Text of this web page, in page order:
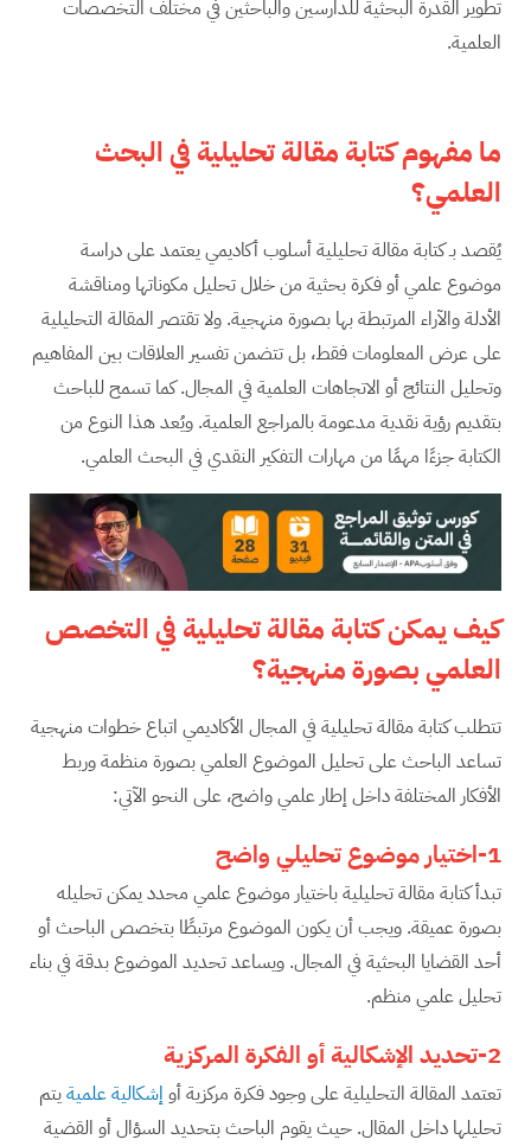
تطوير القدرة البحثية للدارسين والباحثين في مختلف التخصصات
العلمية.
ما مفهومكتابة مقالة تحليلية في البحث
العلمي؟
يُقصد بـ كتابة مقالة تحليلية أسلوب أكاديمي يعتمد على دراسة
موضوع علمي أو فكرة بحثية من خلال تحليل مكوناتها ومناقشة
الأدلة والآراء المرتبطة بها بصورة منهجية. ولا تقتصر المقالة التحليلية
على عرض المعلومات فقط، بل تتضمن تفسير العلاقات بين المفاهيم
وتحليل النتائج أو الاتجاهات العلمية في المجال. كما تسمح للباحث
بتقديم رؤية نقدية مدعومة بالمراجع العلمية. ويُعد هذا النوع من
الكتابة جزءًا مهمًا من مهارات التفكير النقدي في البحث العلمي.
كيف يمكن كتابة مقالة تحليلية في التخصص
العلمي بصورة منهجية؟
تتطلب كتابة مقالة تحليلية في المجال الأكاديمي اتباع خطوات منهجية
تساعد الباحث على تحليل الموضوع العلمي بصورة منظمة وربط
الأفكار المختلفة داخل إطار علمي واضح، على النحو الآتي:
1-اختيار موضوع تحليلي واضح
تبدأ كتابة مقالة تحليلية باختيار موضوع علمي محدد يمكن تحليله
بصورة عميقة. ويجب أن يكون الموضوع مرتبطًا بتخصص الباحث أو
أحد القضايا البحثية في المجال. ويساعد تحديد الموضوع بدقة في بناء
تحليل علمي منظم.
2-تحديد الإشكالية أو الفكرة المركزية
تعتمد المقالة التحليلية على وجود فكرة مركزية أو إشكالية علميةيتم
تحليلها داخل المقال. حيث يقوم الباحث بتحديد السؤال أو القضية